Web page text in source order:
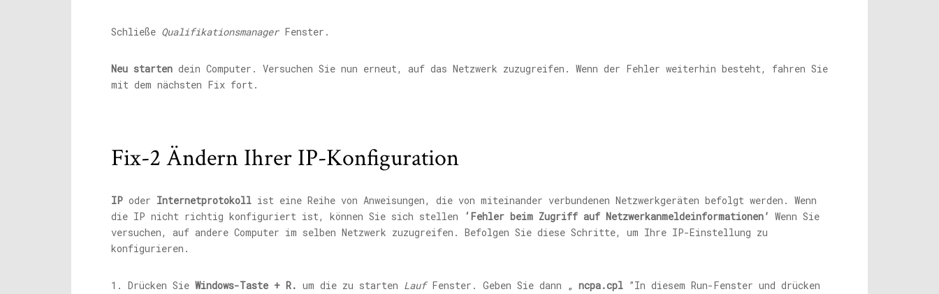
Schließe QualifikationsmanagerFenster.
Neu starten dein Computer. Versuchen Sie nun erneut, auf das Netzwerk zuzugreifen. Wenn der Fehler weiterhin besteht, fahren Sie
mit dem nächsten Fix fort.
Fix-2 Ändern Ihrer IP-Konfiguration
IP oder Internetprotokoll ist eine Reihe von Anweisungen, die von miteinander verbundenen Netzwerkgeräten befolgt werden. Wenn
die IP nicht richtig konfiguriert ist, können Sie sich stellen
‘Fehler beim Zugriff auf Netzwerkanmeldeinformationen’ Wenn Sie
versuchen, auf andere Computer im selben Netzwerk zuzugreifen. Befolgen Sie diese Schritte, um Ihre IP-Einstellung zu
konfigurieren.
1. Drücken Sie Windows-Taste + R. um die zu starten LaufFenster. Geben Sie dann „ ncpa.cpl ”In diesem Run-Fenster und drücken